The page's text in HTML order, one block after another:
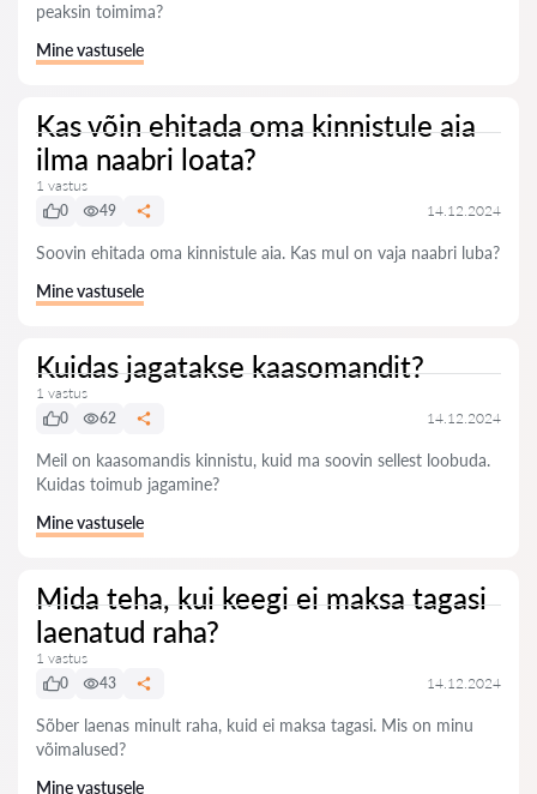
peaksin toimima?
Mine vastusele
Kas võin ehitada oma kinnistule aia
ilma naabri loata?
1 vastus
0
49 14.12.2024
Soovin ehitada oma kinnistule aia. Kas mul on vaja naabri luba?
Mine vastusele
Kuidas jagatakse kaasomandit?
1 vastus
0
62 14.12.2024
Meil on kaasomandis kinnistu, kuid ma soovin sellest loobuda.
Kuidas toimub jagamine?
Mine vastusele
Mida teha, kui keegi ei maksa tagasi
laenatud raha?
1 vastus
0
43 14.12.2024
Sõber laenas minult raha, kuid ei maksa tagasi. Mis on minu
võimalused?
Mine vastusele